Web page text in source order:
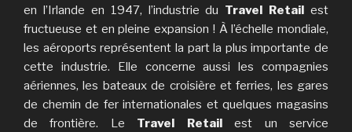
en l’Irlande en 1947, l’industrie du Travel Retail est
fructueuse et en pleine expansion ! À l’échelle mondiale,
les aéroports représentent la part la plus importante de
cette industrie. Elle concerne aussi les compagnies
aériennes, les bateaux de croisière et ferries, les gares
de chemin de fer internationales et quelques magasins
de frontière. Le Travel Retailest un service